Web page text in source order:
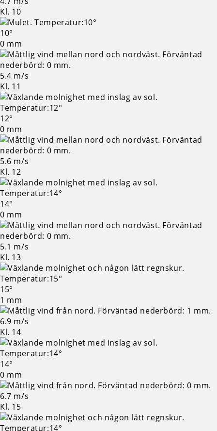
Kl. 10
10°
0 mm
5.4 m/s
Kl. 11
12°
0 mm
5.6 m/s
Kl. 12
14°
0 mm
5.1 m/s
Kl. 13
15°
1 mm
6.9 m/s
Kl. 14
14°
0 mm
6.7 m/s
Kl. 15